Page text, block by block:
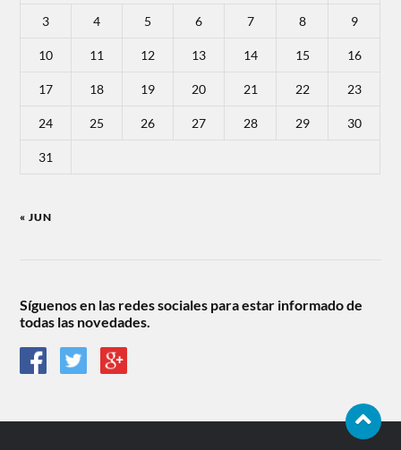
3 4 5 6 7 8 9
10 11 12 13 14 15 16
17 18 19 20 21 22 23
24 25 26 27 28 29 30
31
« JUN
Síguenos en las redes sociales para estar informado de
todas las novedades.